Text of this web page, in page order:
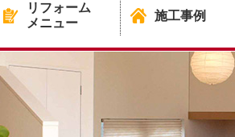
リフォーム
メニュー
施工事例